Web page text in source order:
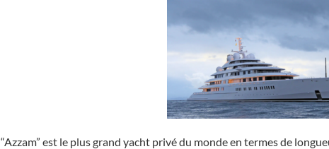
“Azzam” est le plus grand yacht privé du monde en termes de